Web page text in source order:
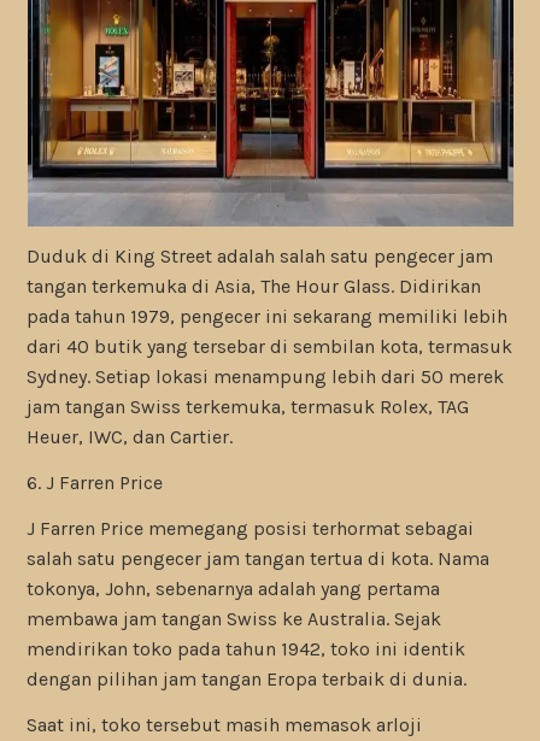
Duduk di King Street adalah salah satu pengecer jam
tangan terkemuka di Asia, The Hour Glass. Didirikan
pada tahun 1979, pengecer ini sekarang memiliki lebih
dari 40 butik yang tersebar di sembilan kota, termasuk
Sydney. Setiap lokasi menampung lebih dari 50 merek
jam tangan Swiss terkemuka, termasuk Rolex, TAG
Heuer, IWC, dan Cartier.
6. J Farren Price
J Farren Price memegang posisi terhormat sebagai
salah satu pengecer jam tangan tertua di kota. Nama
tokonya, John, sebenarnya adalah yang pertama
membawa jam tangan Swiss ke Australia. Sejak
mendirikan toko pada tahun 1942, toko ini identik
dengan pilihan jam tangan Eropa terbaik di dunia.
Saat ini, toko tersebut masih memasok arloji